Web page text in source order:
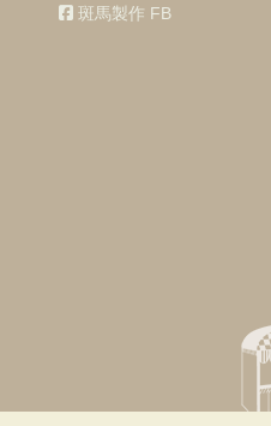
斑馬製作 FB